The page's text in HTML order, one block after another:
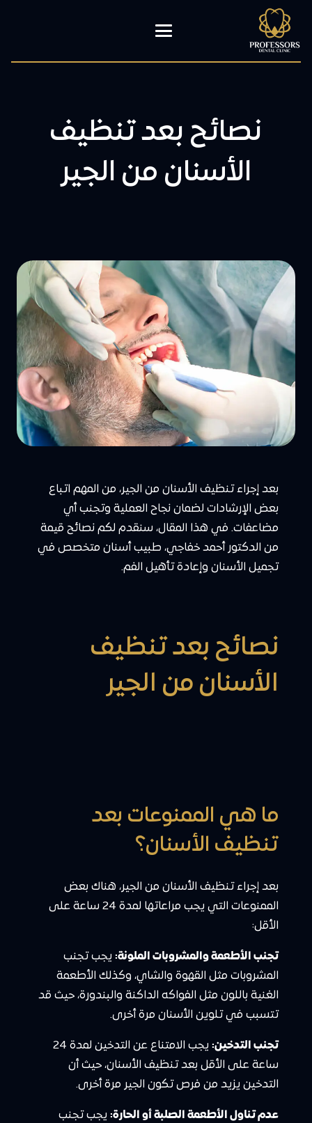
نصائح بعد تنظيف
الأسنان من الجير
بعد إجراء تنظيف الأسنان من الجير، من المهم اتباع
بعض الإرشادات لضمان نجاح العملية وتجنب أي
مضاعفات. في هذا المقال، سنقدم لكم نصائح قيمة
من الدكتور أحمد خفاجي، طبيب أسنان متخصص في
تجميل الأسنان وإعادة تأهيل الفم.
نصائح بعد تنظيف
الأسنان من الجير
ما هي الممنوعات بعد
تنظيف الأسنان؟
بعد إجراء تنظيف الأسنان من الجير، هناك بعض
الممنوعات التي يجب مراعاتها لمدة 24 ساعة على
الأقل:
تجنب الأطعمة والمشروبات الملونة: يجب تجنب
المشروبات مثل القهوة والشاي، وكذلك الأطعمة
الغنية باللون مثل الفواكه الداكنة والبندورة، حيث قد
تتسبب في تلوين الأسنان مرة أخرى.
تجنب التدخين:
يجب الامتناع عن التدخين لمدة 24
ساعة على الأقل بعد تنظيف الأسنان، حيث أن
التدخين يزيد من فرص تكون الجير مرة أخرى.
عدم تناول الأطعمة الصلبة أو الحارة: يجب تجنب